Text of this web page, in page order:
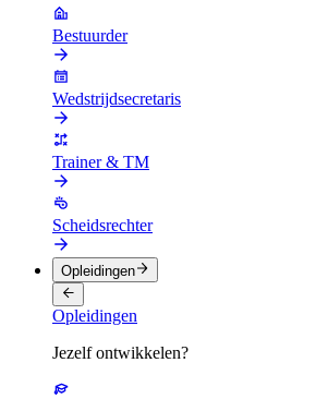
Bestuurder
Wedstrijdsecretaris
Trainer & TM
Scheidsrechter
Opleidingen
Opleidingen
Jezelf ontwikkelen?